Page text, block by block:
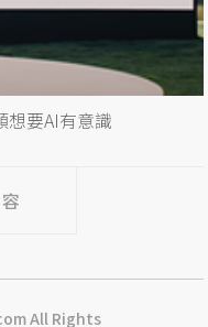
想要AI有意識
All Rights